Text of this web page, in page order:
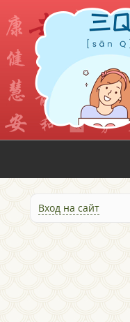
Вход на сайт